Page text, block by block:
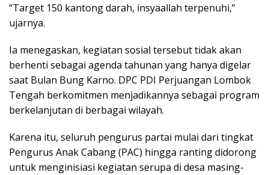
“Target 150 kantong darah, insyaallah terpenuhi,”
ujarnya.
Ia menegaskan, kegiatan sosial tersebut tidak akan
berhenti sebagai agenda tahunan yang hanya digelar
saat Bulan Bung Karno. DPC PDI Perjuangan Lombok
Tengah berkomitmen menjadikannya sebagai program
berkelanjutan di berbagai wilayah.
Karena itu, seluruh pengurus partai mulai dari tingkat
Pengurus Anak Cabang (PAC) hingga ranting didorong
untuk menginisiasi kegiatan serupa di desa masing-